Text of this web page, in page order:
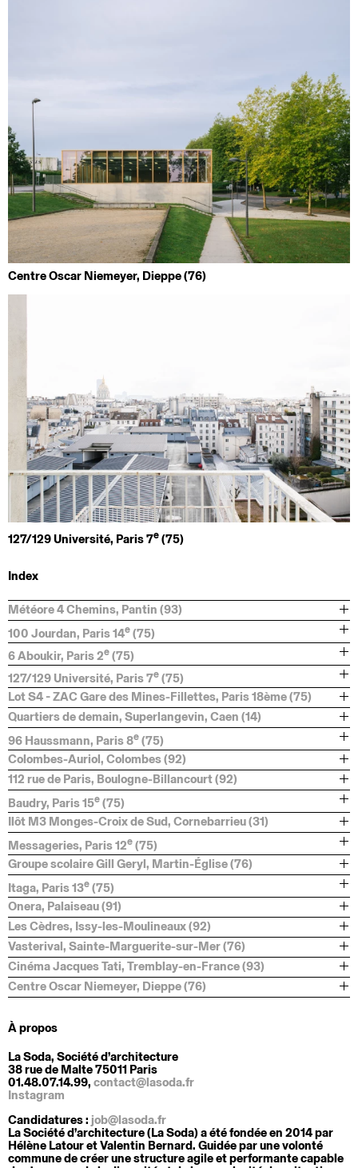
Centre Oscar Niemeyer, Dieppe (76)
127/129 Université, Paris 7e (75)
Index
Météore 4 Chemins, Pantin (93)
100 Jourdan, Paris 14e (75)
6 Aboukir, Paris 2e (75)
127/129 Université, Paris 7e (75)
Lot S4 - ZAC Gare des Mines-Fillettes, Paris 18ème (75)
Quartiers de demain, Superlangevin, Caen (14)
96 Haussmann, Paris 8e (75)
Colombes-Auriol, Colombes (92)
112 rue de Paris, Boulogne-Billancourt (92)
Baudry, Paris 15e (75)
Ilôt M3 Monges-Croix de Sud, Cornebarrieu (31)
Messageries, Paris 12e (75)
Groupe scolaire Gill Geryl, Martin-Église (76)
Itaga, Paris 13e (75)
Onera, Palaiseau (91)
Les Cèdres, Issy-les-Moulineaux (92)
Vasterival, Sainte-Marguerite-sur-Mer (76)
Cinéma Jacques Tati, Tremblay-en-France (93)
Centre Oscar Niemeyer, Dieppe (76)
À propos
La Soda, Société d’architecture
38 rue de Malte 75011 Paris
01.48.07.14.99, contact@lasoda.fr
Instagram
Candidatures : job@lasoda.fr
La Société d’architecture (La Soda) a été fondée en 2014 par
Hélène Latour et Valentin Bernard. Guidée par une volonté
commune de créer une structure agile et performante capable